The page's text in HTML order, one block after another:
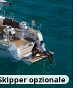
opzionale